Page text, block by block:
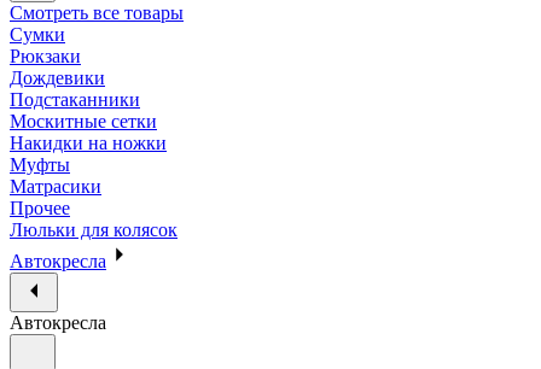
Смотреть все товары
Сумки
Рюкзаки
Дождевики
Подстаканники
Москитные сетки
Накидки на ножки
Муфты
Матрасики
Прочее
Люльки для колясок
Автокресла
Автокресла